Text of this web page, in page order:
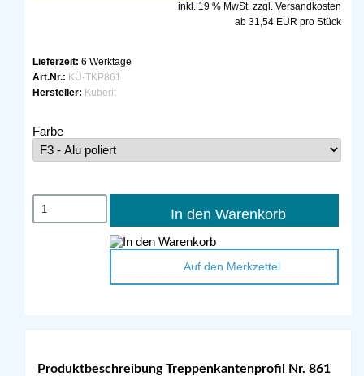
inkl. 19 % MwSt. zzgl. Versandkosten
ab 31,54 EUR pro Stück
Lieferzeit: 6 Werktage
Art.Nr.: KÜ-TKP861
Hersteller: Küberit
Farbe
In den Warenkorb
Auf den Merkzettel
Produktbeschreibung Treppenkantenprofil Nr. 861